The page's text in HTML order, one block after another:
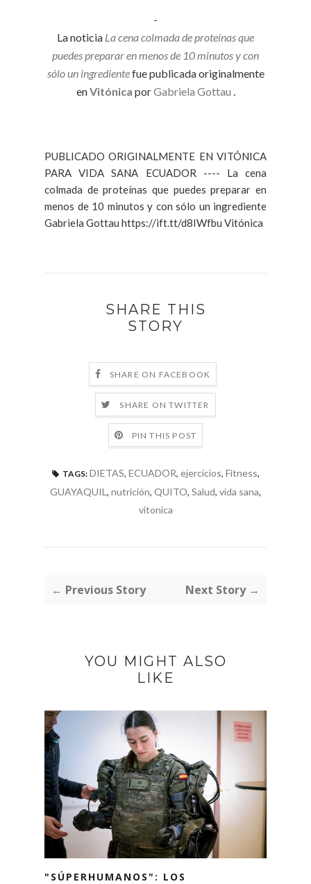
-
La noticia La cena colmada de proteínas que
puedes preparar en menos de 10 minutos y con
sólo un ingredientefue publicada originalmente
enVitónica porGabriela Gottau
PUBLICADO ORIGINALMENTE EN VITÓNICA
PARA VIDA SANA ECUADOR ---- La cena
colmada de proteínas que puedes preparar en
menos de 10 minutos y con sólo un ingrediente
Gabriela Gottau https://ift.tt/d8IWfbu Vitónica
SHARE THIS
STORY
SHARE ON FACEBOOK
SHARE ON TWITTER
PIN THIS POST
TAGS: DIETAS, ECUADOR, ejercicios, Fitness,
GUAYAQUIL , nutrición, QUITO, Salud, vida sana,
vitonica
← Previous Story Next Story →
YOU MIGHT ALSO
LIKE
"SÚPERHUMANOS": LOS